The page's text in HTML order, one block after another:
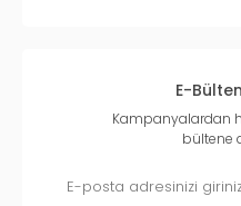
E-
Kampanyalardan
bültene